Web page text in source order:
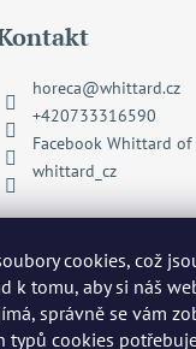
cookies, což
k tomu, aby si náš
správně se vám
typů cookies
horeca@whittard.cz
+420733316590
Facebook Whittard of
whittard_cz